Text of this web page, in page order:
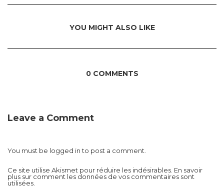
YOU MIGHT ALSO LIKE
0 COMMENTS
Leave a Comment
You must be logged into post a comment.
Ce site utilise Akismet pour réduire les indésirables. En savoir
plus sur comment les données de vos commentaires sont
utilisées.